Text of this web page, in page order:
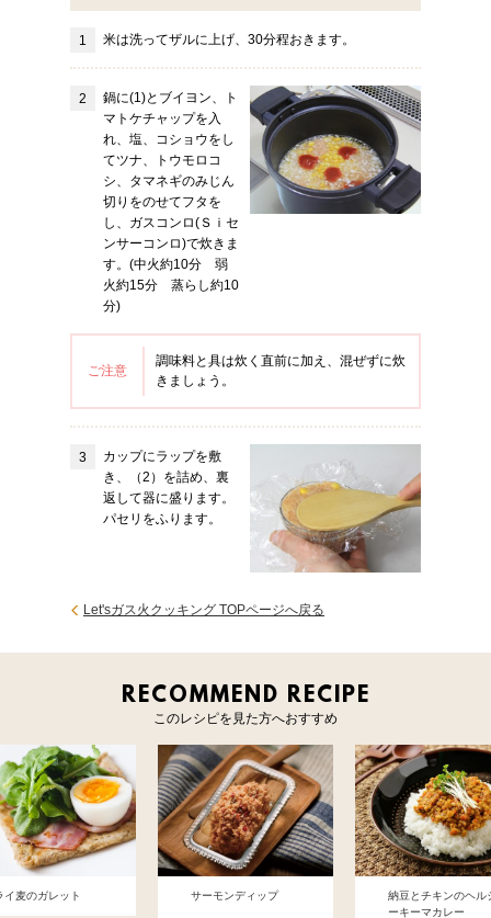
米は洗ってザルに上げ、30分程おきます。
鍋に(1)とブイヨン、ト
マトケチャップを入
れ、塩、コショウをし
てツナ、トウモロコ
シ、タマネギのみじん
切りをのせてフタを
し、ガスコンロ(Ｓｉセ
ンサーコンロ)で炊きま
す。(中火約10分 弱
火約15分 蒸らし約10
分)
ご注意
調味料と具は炊く直前に加え、混ぜずに炊
きましょう。
カップにラップを敷
き、（2）を詰め、裏
返して器に盛ります。
パセリをふります。
Let'sガス火クッキング TOPページへ戻る
RECOMMEND RECIPE
このレシピを見た方へおすすめ
イ麦のガレット サーモンディップ
納豆とチキンのヘル
ーキーマカレー